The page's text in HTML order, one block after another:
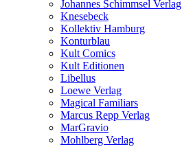
Johannes Schimmsel Verlag
Knesebeck
Kollektiv Hamburg
Konturblau
Kult Comics
Kult Editionen
Libellus
Loewe Verlag
Magical Familiars
Marcus Repp Verlag
MarGravio
Mohlberg Verlag